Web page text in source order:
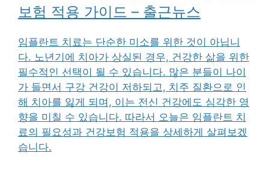
보험 적용 가이드 – 출근뉴스
임플란트 치료는 단순한 미소를 위한 것이 아닙니
다. 노년기에 치아가 상실된 경우, 건강한 삶을 위한
필수적인 선택이 될 수 있습니다. 많은 분들이 나이
가 들면서 구강 건강이 저하되고, 치주 질환으로 인
해 치아를 잃게 되며, 이는 전신 건강에도 심각한 영
향을 미칠 수 있습니다. 따라서 오늘은 임플란트 치
료의 필요성과 건강보험 적용을 상세하게 살펴보겠
습니다.